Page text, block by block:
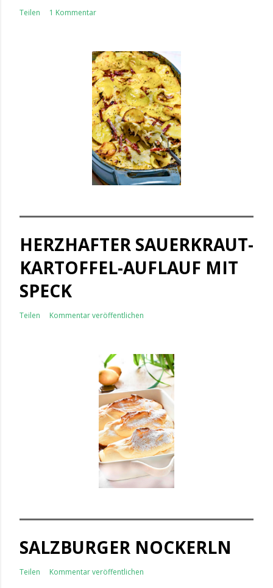
Teilen 1 Kommentar
HERZHAFTER SAUERKRAUT-
KARTOFFEL-AUFLAUF MIT
SPECK
Teilen Kommentar veröffentlichen
SALZBURGER NOCKERLN
Teilen Kommentar veröffentlichen